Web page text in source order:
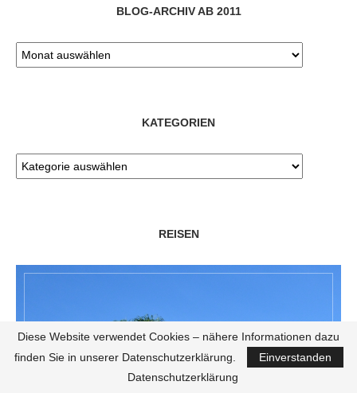
BLOG-ARCHIV AB 2011
KATEGORIEN
REISEN
Diese Website verwendet Cookies – nähere Informationen dazu
finden Sie in unserer Datenschutzerklärung.
Einverstanden
Datenschutzerklärung